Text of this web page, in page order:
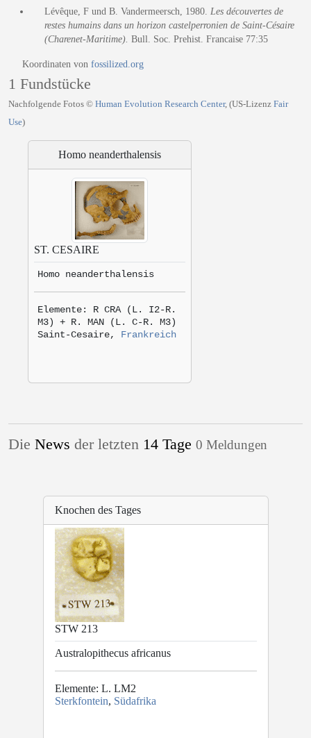
Lévêque, F und B. Vandermeersch, 1980. Les découvertes de
restes humains dans un horizon castelperronien de Saint-Césaire
(Charenet-Maritime). Bull. Soc. Prehist. Francaise 77:35
Koordinaten von fossilized.org
1 Fundstücke
Nachfolgende Fotos © Human Evolution Research Center, (US-Lizenz Fair
Use)
Homo neanderthalensis
ST. CESAIRE
Homo neanderthalensis
Elemente: R CRA (L. I2-R.
M3) + R. MAN (L. C-R. M3)
Saint-Cesaire, Frankreich
Die News der letzten 14 Tage 0 Meldungen
Knochen des Tages
STW 213
Australopithecus africanus
Elemente: L. LM2
Sterkfontein, Südafrika